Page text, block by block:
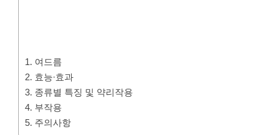
1. 여드름
2. 효능∙효과
3. 종류별 특징 및 약리작용
4. 부작용
5. 주의사항